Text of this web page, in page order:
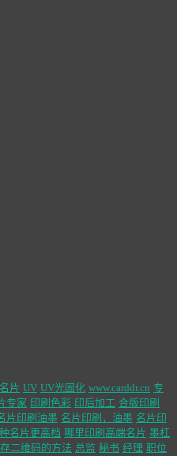
片 UV UV光固化 www.carddr.cn 专
专家 印刷色彩 印后加工 合版印刷
片印刷油墨 名片印刷，油墨 名片印
名片更高档 哪里印刷高端名片 墨杠
二维码的方法 总监 秘书 经理 职位